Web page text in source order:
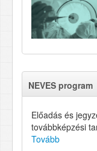
NEVES program
Előadás és
továbbképzési
Tovább